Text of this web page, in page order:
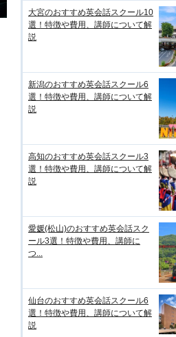
大宮のおすすめ英会話スクール10
選！特徴や費用、講師について解
説
新潟のおすすめ英会話スクール6
選！特徴や費用、講師について解
説
高知のおすすめ英会話スクール3
選！特徴や費用、講師について解
説
愛媛(松山)のおすすめ英会話スク
ール3選！特徴や費用、講師に
つ...
仙台のおすすめ英会話スクール6
選！特徴や費用、講師について解
説